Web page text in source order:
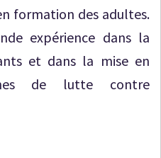
formation des adultes.
expérience dans la
et dans la mise en
de lutte contre